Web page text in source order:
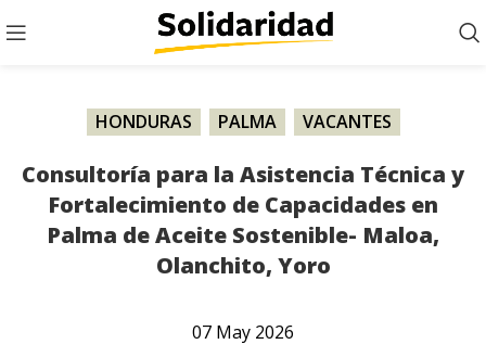
HONDURAS PALMA VACANTES
Consultoría para la Asistencia Técnica y
Fortalecimiento de Capacidades en
Palma de Aceite Sostenible- Maloa,
Olanchito, Yoro
07 May 2026